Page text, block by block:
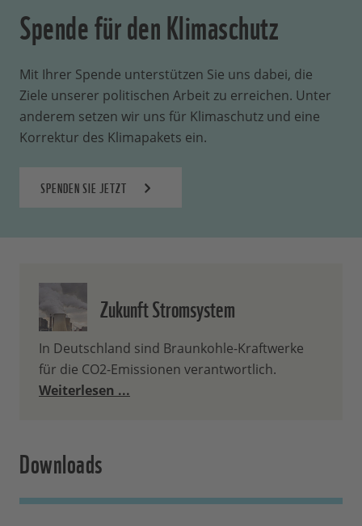
Spende für den Klimaschutz
Mit Ihrer Spende unterstützen Sie uns dabei, die
Ziele unserer politischen Arbeit zu erreichen. Unter
anderem setzen wir uns für Klimaschutz und eine
Korrektur des Klimapakets ein.
SPENDEN SIE JETZT
Zukunft Stromsystem
In Deutschland sind Braunkohle-Kraftwerke
für die CO2-Emissionen verantwortlich.
Weiterlesen ...
Downloads